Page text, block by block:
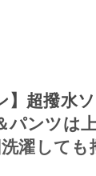
】超撥水
パンツは
濯しても